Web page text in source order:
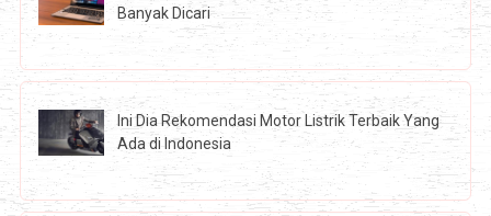
Banyak Dicari
Ini Dia Rekomendasi Motor Listrik Terbaik Yang
Ada di Indonesia